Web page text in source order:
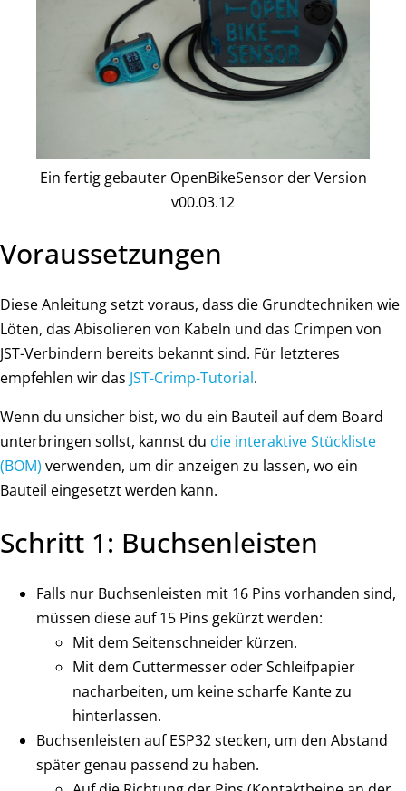
Ein fertig gebauter OpenBikeSensor der Version
v00.03.12
Voraussetzungen
Diese Anleitung setzt voraus, dass die Grundtechniken wie
Löten, das Abisolieren von Kabeln und das Crimpen von
JST-Verbindern bereits bekannt sind. Für letzteres
empfehlen wir das JST-Crimp-Tutorial.
Wenn du unsicher bist, wo du ein Bauteil auf dem Board
unterbringen sollst, kannst du die interaktive Stückliste
(BOM) verwenden, um dir anzeigen zu lassen, wo ein
Bauteil eingesetzt werden kann.
Schritt 1: Buchsenleisten
Falls nur Buchsenleisten mit 16 Pins vorhanden sind,
müssen diese auf 15 Pins gekürzt werden:
Mit dem Seitenschneider kürzen.
Mit dem Cuttermesser oder Schleifpapier
nacharbeiten, um keine scharfe Kante zu
hinterlassen.
Buchsenleisten auf ESP32 stecken, um den Abstand
später genau passend zu haben.